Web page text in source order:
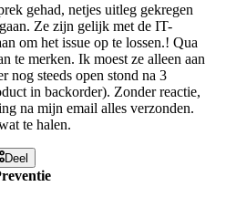
gehad, netjes uitleg gekregen
Ze zijn gelijk met de IT-
om het issue op te lossen.! Qua
te merken. Ik moest ze alleen aan
nog steeds open stond na 3
in backorder). Zonder reactie,
na mijn email alles verzonden.
te halen.
Deel